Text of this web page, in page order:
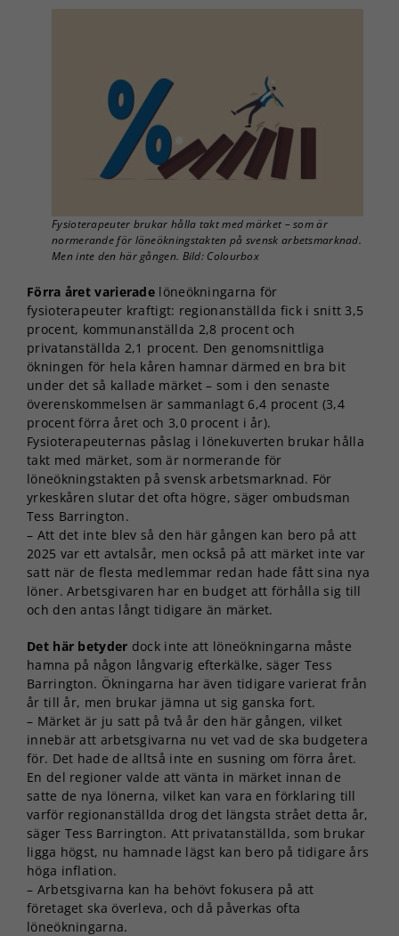
Fysioterapeuter brukar hålla takt med märket – som är
normerande för löneökningstakten på svensk arbetsmarknad.
Men inte den här gången. Bild: Colourbox
Förra året varierade löneökningarna för
fysioterapeuter kraftigt: regionanställda fick i snitt 3,5
procent, kommunanställda 2,8 procent och
privatanställda 2,1 procent. Den genomsnittliga
ökningen för hela kåren hamnar därmed en bra bit
under det så kallade märket – som i den senaste
överenskommelsen är sammanlagt 6,4 procent (3,4
procent förra året och 3,0 procent i år).
Fysioterapeuternas påslag i lönekuverten brukar hålla
takt med märket, som är normerande för
löneökningstakten på svensk arbetsmarknad. För
yrkeskåren slutar det ofta högre, säger ombudsman
Tess Barrington.
– Att det inte blev så den här gången kan bero på att
2025 var ett avtalsår, men också på att märket inte var
satt när de flesta medlemmar redan hade fått sina nya
löner. Arbetsgivaren har en budget att förhålla sig till
och den antas långt tidigare än märket.
Det här betyder dock inte att löneökningarna måste
hamna på någon långvarig efterkälke, säger Tess
Barrington. Ökningarna har även tidigare varierat från
år till år, men brukar jämna ut sig ganska fort.
– Märket är ju satt på två år den här gången, vilket
innebär att arbetsgivarna nu vet vad de ska budgetera
för. Det hade de alltså inte en susning om förra året.
En del regioner valde att vänta in märket innan de
satte de nya lönerna, vilket kan vara en förklaring till
varför regionanställda drog det längsta strået detta år,
säger Tess Barrington. Att privatanställda, som brukar
ligga högst, nu hamnade lägst kan bero på tidigare års
höga inflation.
– Arbetsgivarna kan ha behövt fokusera på att
företaget ska överleva, och då påverkas ofta
löneökningarna.